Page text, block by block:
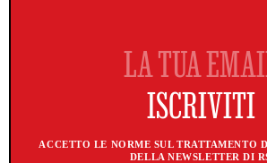
ACCETTO LE NORME SUL TRATTAMENTO
DELLA NEWSLETTER DI